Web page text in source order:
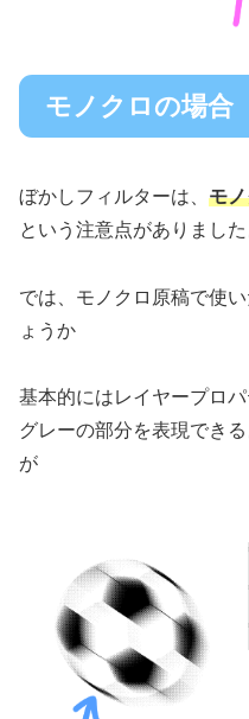
モノクロの場合
ぼかしフィルターは、 モ
という注意点がありまし
では、モノクロ原稿で使
ょうか
基本的にはレイヤープロ
グレーの部分を表現でき
が